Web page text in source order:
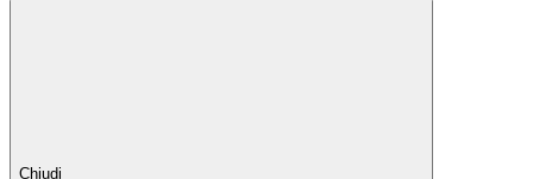
Chiudi